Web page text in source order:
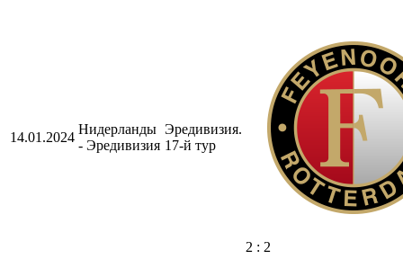
14.01.2024
Нидерланды
- Эредивизия
Эредивизия.
17-й тур
2 : 2